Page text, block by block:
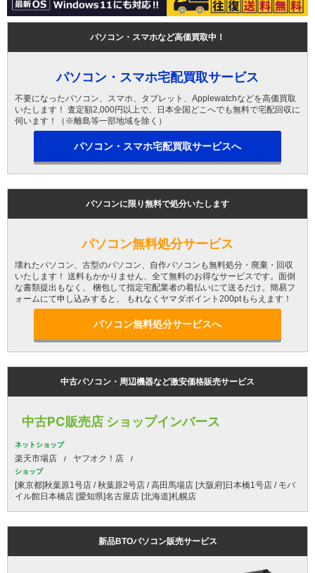
パソコン・スマホなど高価買取中！
パソコン・スマホ宅配買取サービス
不要になったパソコン、スマホ、タブレット、Applewatchなどを高価買取
いたします！ 査定額2,000円以上で、日本全国どこへでも無料で宅配回収に
伺います！（※離島等一部地域を除く）
パソコン・スマホ宅配買取サービスへ
パソコンに限り無料で処分いたします
パソコン無料処分サービス
壊れたパソコン、古型のパソコン、自作パソコンも無料処分・廃棄・回収
いたします！ 送料もかかりません、全て無料のお得なサービスです。面倒
な書類提出もなく、 梱包して指定宅配業者の着払いにて送るだけ。簡易フ
ォームにて申し込みすると、 もれなくヤマダポイント200ptもらえます！
パソコン無料処分サービスへ
中古パソコン・周辺機器など激安価格販売サービス
中古PC販売店 ショップインバース
ネットショップ
楽天市場店 ヤフオク！店
ショップ
[東京都]秋葉原1号店 / 秋葉原2号店 / 高田馬場店 [大阪府]日本橋1号店 / モバ
イル館日本橋店 [愛知県]名古屋店 [北海道]札幌店
新品BTOパソコン販売サービス